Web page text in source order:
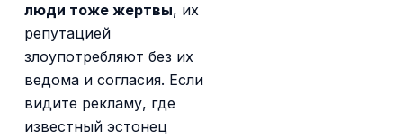
люди тоже жертвы, их
репутацией
злоупотребляют без их
ведома и согласия. Если
видите рекламу, где
известный эстонец